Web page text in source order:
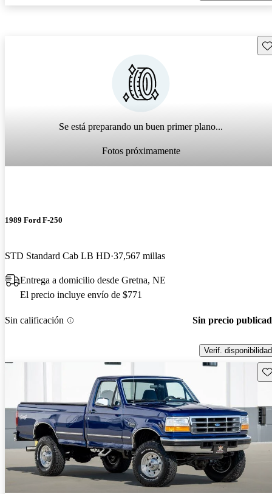
Se está preparando un buen primer plano...
Fotos próximamente
1989 Ford F-250
STD Standard Cab LB HD 37,567 millas
Entrega a domicilio desde Gretna, NE
El precio incluye envío de $771
Sin calificación Sin precio
Verif. disponibilidad